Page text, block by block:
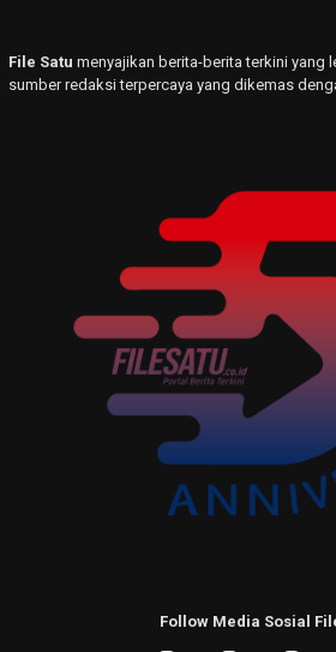
File Satu menyajikan berita-berita terkini yang
sumber redaksi terpercaya yang dikemas
Follow Media Sosial